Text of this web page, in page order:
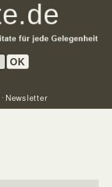
OK
Newsletter